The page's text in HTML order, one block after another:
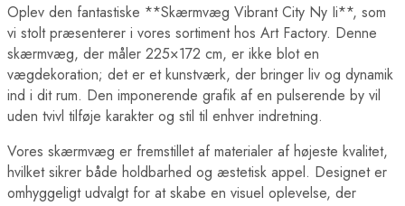
Oplev den fantastiske **Skærmvæg Vibrant City Ny Ii**, som
vi stolt præsenterer i vores sortiment hos Art Factory. Denne
skærmvæg, der måler 225×172 cm, er ikke blot en
vægdekoration; det er et kunstværk, der bringer liv og dynamik
ind i dit rum. Den imponerende grafik af en pulserende by vil
uden tvivl tilføje karakter og stil til enhver indretning.
Vores skærmvæg er fremstillet af materialer af højeste kvalitet,
hvilket sikrer både holdbarhed og æstetisk appel. Designet er
omhyggeligt udvalgt for at skabe en visuel oplevelse, der